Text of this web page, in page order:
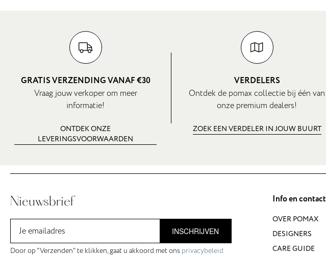
GRATIS VERZENDING VANAF €30
Vraag jouw verkoper om meer
informatie!
ONTDEK ONZE
LEVERINGSVOORWAARDEN
VERDELERS
Ontdek de pomax collectie bij één van
onze premium dealers!
ZOEK EEN VERDELER IN JOUW BUURT
Nieuwsbrief
INSCHRIJVEN
Door op "Verzenden" te klikken, gaat u akkoord met ons privacybeleid
Info en contact
OVER POMAX
DESIGNERS
CARE GUIDE